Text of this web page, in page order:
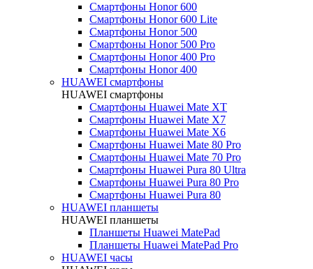
Смартфоны Honor 600
Смартфоны Honor 600 Lite
Смартфоны Honor 500
Смартфоны Honor 500 Pro
Смартфоны Honor 400 Pro
Смартфоны Honor 400
HUAWEI cмартфоны
HUAWEI cмартфоны
Смартфоны Huawei Mate XT
Смартфоны Huawei Mate X7
Смартфоны Huawei Mate X6
Смартфоны Huawei Mate 80 Pro
Смартфоны Huawei Mate 70 Pro
Смартфоны Huawei Pura 80 Ultra
Смартфоны Huawei Pura 80 Pro
Смартфоны Huawei Pura 80
HUAWEI планшеты
HUAWEI планшеты
Планшеты Huawei MatePad
Планшеты Huawei MatePad Pro
HUAWEI часы